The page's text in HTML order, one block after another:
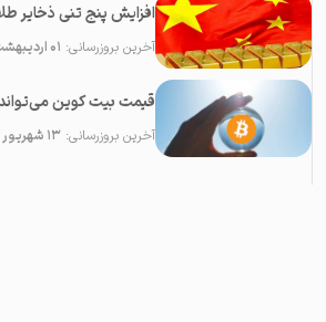
آخرین بروزرسانی: ۰۱ اردیبهشت ۱۴۰۴
آخرین بروزرسانی:۱۳ شهریور ۱۴۰۳